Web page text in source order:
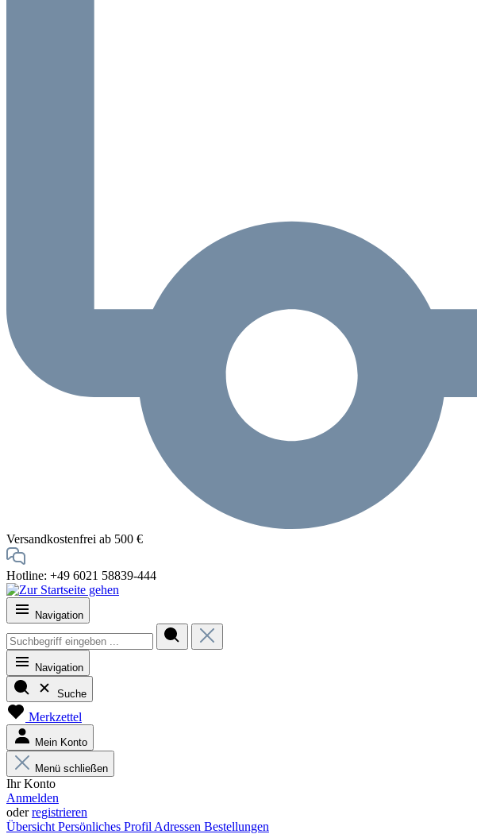
Versandkostenfrei ab 500 €
Hotline: +49 6021 58839-444
Navigation
Navigation
Suche
Merkzettel
Mein Konto
Menü schließen
Ihr Konto
Anmelden
oderregistrieren
Übersicht Persönliches Profil Adressen Bestellungen